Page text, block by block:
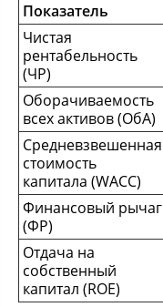
Показатель
Чистая
рентабельность
(ЧР)
Оборачиваемость
всех активов (ОбА)
Средневзвешенная
стоимость
капитала (WACC)
Финансовый рычаг
(ФР)
Отдача на
собственный
капитал (ROE)